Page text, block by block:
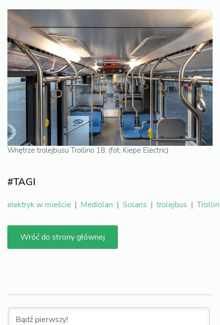
Wnętrze trolejbusu Trollino 18. (fot. Kiepe Electric)
#TAGI
elektryk w mieście | Mediolan | Solaris | trolejbus |
Wróć do strony głównej